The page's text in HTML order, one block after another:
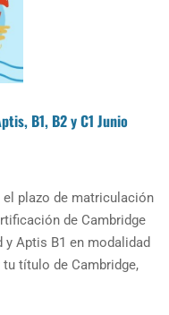
B1, B2 y C1 Junio
el plazo de matriculación
de Cambridge
y Aptis B1 en modalidad
título de Cambridge,